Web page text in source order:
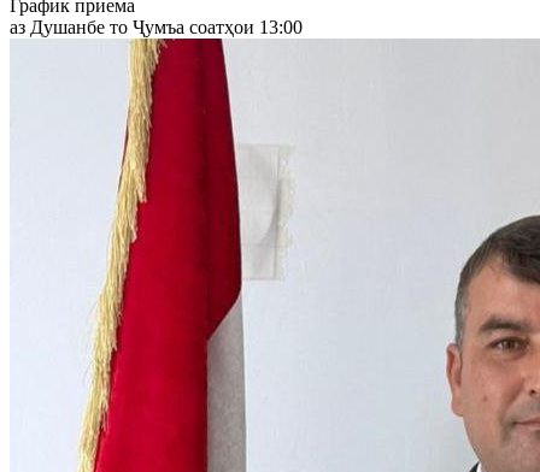
График приема
аз Душанбе то Ҷумъа соатҳои 13:00